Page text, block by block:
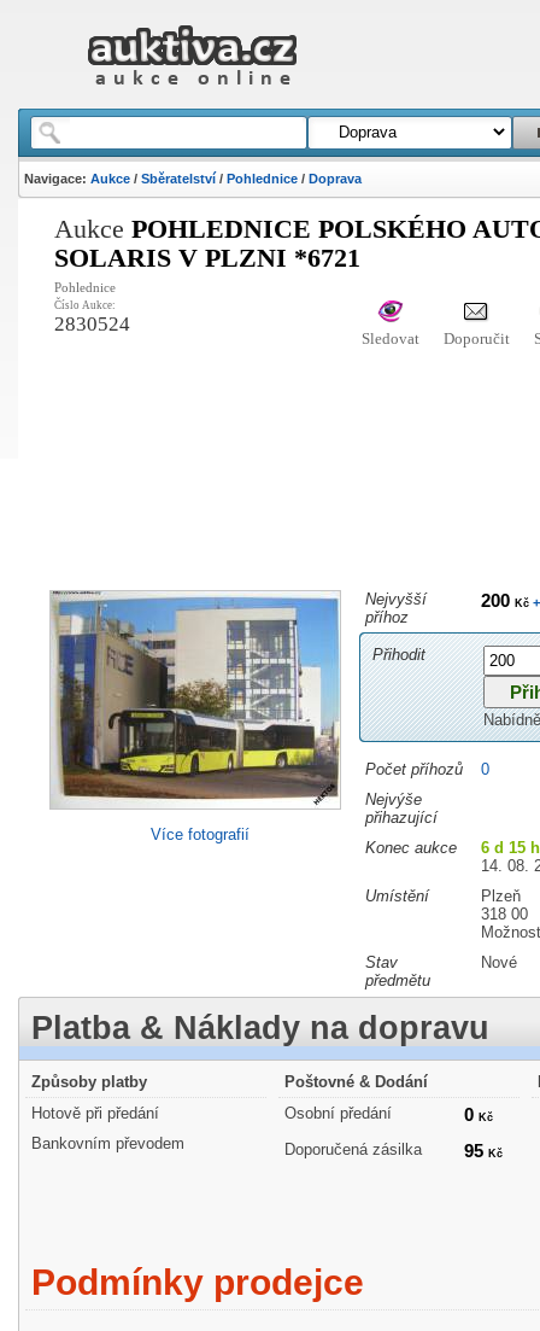
Navigace: Aukce/ Sběratelství/ Pohlednice/ Doprava
Aukce POHLEDNICE POLSKÉHO
SOLARIS V PLZNI *6721
Pohlednice
Číslo Aukce:
2830524
Sledovat Doporučit
Více fotografií
Nejvyšší
příhoz
200 Kč+
Přihodit
Počet příhozů
0
Nejvýše
přihazující
Konec aukce
6 d 15
14. 08.
Umístění
Plzeň
318 00
Stav
předmětu
Nové
Platba & Náklady na dopravu
Způsoby platby
Hotově při předání
Bankovním převodem
Poštovné & Dodání
Osobní předání
0 Kč
Doporučená zásilka 95 Kč
Podmínky prodejce